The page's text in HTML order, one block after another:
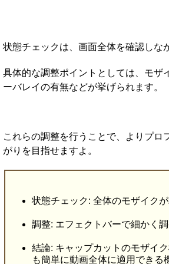
状態チェックは、画面全体を確認しな
具体的な調整ポイントとしては、モザ
ーバレイの有無などが挙げられます。
これらの調整を行うことで、よりプロ
がりを目指せますよ。
状態チェック: 全体のモザイク
調整: エフェクトバーで細かく
結論: キャップカットのモザイ
も簡単に動画全体に適用できる